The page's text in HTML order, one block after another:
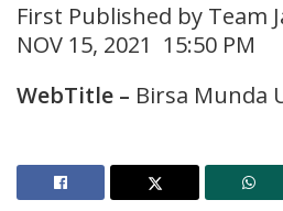
First Published by Team
NOV 15, 2021 15:50 PM
WebTitle – Birsa Munda